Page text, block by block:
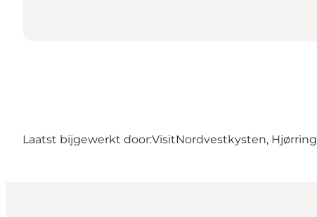
Laatst bijgewerkt door:VisitNordvestkysten, Hjørring